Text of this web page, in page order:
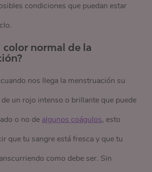
condiciones que puedan estar
color normal de la
nos llega la menstruación su
un rojo intenso o brillante que puede
o no de algunos coágulos, esto
que tu sangre está fresca y que tu
como debe ser. Sin